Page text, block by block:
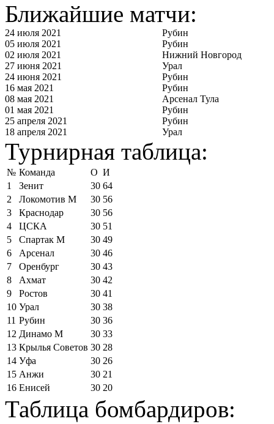
Ближайшие матчи:
24 июля 2021
Рубин
05 июля 2021
Рубин
02 июля 2021
Нижний Новгород
27 июня 2021
Урал
24 июня 2021
Рубин
16 мая 2021
Рубин
08 мая 2021
Арсенал Тула
01 мая 2021
Рубин
25 апреля 2021
Рубин
18 апреля 2021
Урал
Турнирная таблица:
№ Команда О И
1
Зенит 30 64
2
Локомотив М 30 56
3
Краснодар 30 56
4
ЦСКА 30 51
5
Спартак М 30 49
6
Арсенал 30 46
7
Оренбург 30 43
8
Ахмат 30 42
9
Ростов 30 41
10 Урал 30 38
11 Рубин 30 36
12 Динамо М 30 33
13 Крылья Советов 30 28
14 Уфа 30 26
15 Анжи 30 21
16 Енисей 30 20
Таблица бомбардиров: